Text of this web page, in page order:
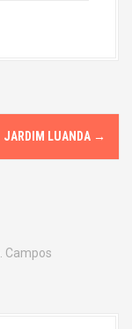
JARDIM LUANDA →
Campos